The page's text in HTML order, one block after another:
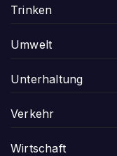
Trinken
Umwelt
Unterhaltung
Verkehr
Wirtschaft